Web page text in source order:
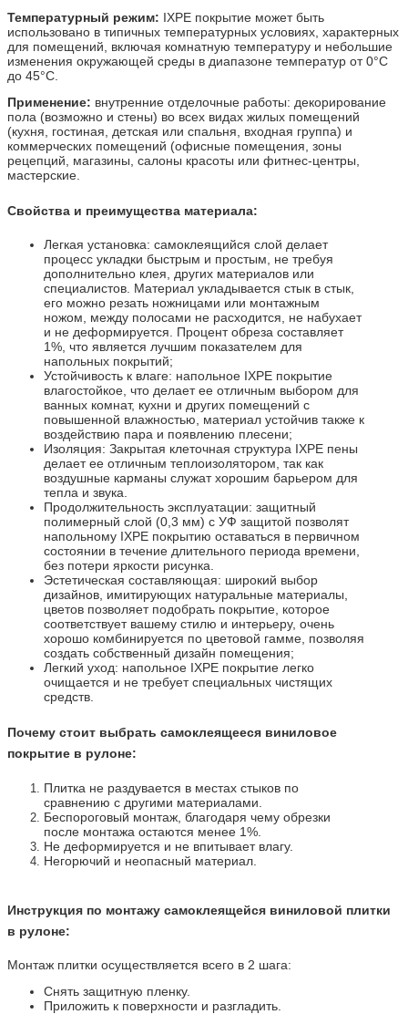
Температурный режим: IXPE покрытие может быть
использовано в типичных температурных условиях, характерных
для помещений, включая комнатную температуру и небольшие
изменения окружающей среды в диапазоне температур от 0°C
до 45°C.
Применение: внутренние отделочные работы: декорирование
пола (возможно и стены) во всех видах жилых помещений
(кухня, гостиная, детская или спальня, входная группа) и
коммерческих помещений (офисные помещения, зоны
рецепций, магазины, салоны красоты или фитнес-центры,
мастерские.
Свойства и преимущества материала:
Легкая установка: самоклеящийся слой делает
процесс укладки быстрым и простым, не требуя
дополнительно клея, других материалов или
специалистов. Материал укладывается стык в стык,
его можно резать ножницами или монтажным
ножом, между полосами не расходится, не набухает
и не деформируется. Процент обреза составляет
1%, что является лучшим показателем для
напольных покрытий;
Устойчивость к влаге: напольное IXPE покрытие
влагостойкое, что делает ее отличным выбором для
ванных комнат, кухни и других помещений с
повышенной влажностью, материал устойчив также к
воздействию пара и появлению плесени;
Изоляция: Закрытая клеточная структура IXPE пены
делает ее отличным теплоизолятором, так как
воздушные карманы служат хорошим барьером для
тепла и звука.
Продолжительность эксплуатации: защитный
полимерный слой (0,3 мм) с УФ защитой позволят
напольному IXPE покрытию оставаться в первичном
состоянии в течение длительного периода времени,
без потери яркости рисунка.
Эстетическая составляющая: широкий выбор
дизайнов, имитирующих натуральные материалы,
цветов позволяет подобрать покрытие, которое
соответствует вашему стилю и интерьеру, очень
хорошо комбинируется по цветовой гамме, позволяя
создать собственный дизайн помещения;
Легкий уход: напольное IXPE покрытие легко
очищается и не требует специальных чистящих
средств.
Почему стоит выбрать самоклеящееся виниловое
покрытие в рулоне:
Плитка не раздувается в местах стыков по
сравнению с другими материалами.
Беспороговый монтаж, благодаря чему обрезки
после монтажа остаются менее 1%.
Не деформируется и не впитывает влагу.
Негорючий и неопасный материал.
Инструкция по монтажу самоклеящейся виниловой плитки
в рулоне:
Монтаж плитки осуществляется всего в 2 шага:
Снять защитную пленку.
Приложить к поверхности и разгладить.